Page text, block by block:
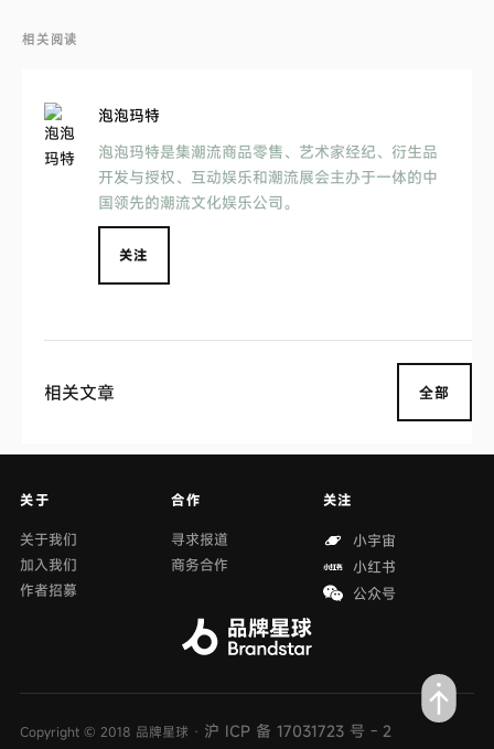
相关阅读
泡泡玛特
泡泡玛特是集潮流商品零售、艺术家经纪、衍生品
开发与授权、互动娱乐和潮流展会主办于一体的中
国领先的潮流文化娱乐公司。
关注
相关文章 全部
关于
关于我们
加入我们
作者招募
合作
寻求报道
商务合作
关注
小宇宙
小红书
公众号
Copyright © 2018 品牌星球 · 沪 ICP 备 17031723 号 - 2